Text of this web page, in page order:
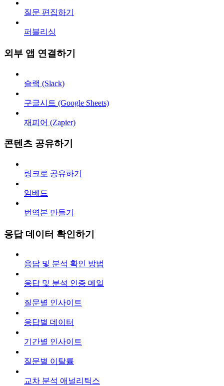
질문 편집하기
퍼블리싱
외부 앱 연결하기
슬랙 (Slack)
구글시트 (Google Sheets)
재피어 (Zapier)
콘텐츠 공유하기
링크로 공유하기
임베드
번역본 만들기
응답 데이터 확인하기
응답 및 분석 확인 방법
응답 및 분석 인증 메일
질문별 인사이트
응답별 데이터
기간별 인사이트
질문별 이탈률
교차 분석 애널리틱스